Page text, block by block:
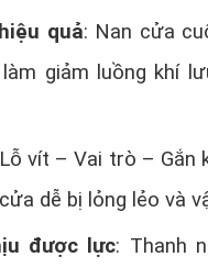
quả: Nan cửa
giảm luồng khí
vít – Vai trò – Gắn
dễ bị lỏng lẻo và
được lực: Thanh